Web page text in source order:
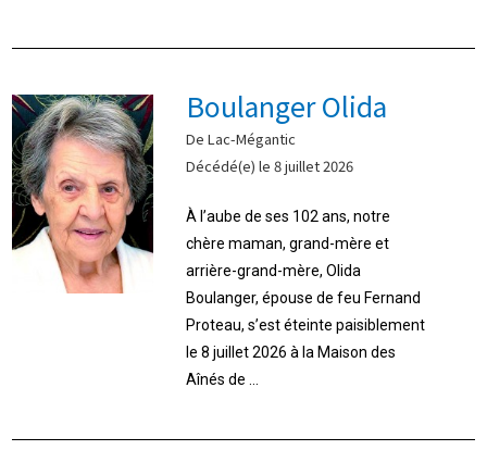
Boulanger Olida
De Lac-Mégantic
Décédé(e) le 8 juillet 2026
À l’aube de ses 102 ans, notre
chère maman, grand-mère et
arrière-grand-mère, Olida
Boulanger, épouse de feu Fernand
Proteau, s’est éteinte paisiblement
le 8 juillet 2026 à la Maison des
Aînés de ...